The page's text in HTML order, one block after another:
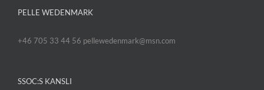
PELLE WEDENMARK
+46 705 33 44 56 pellewedenmark@msn.com
SSOC:S KANSLI